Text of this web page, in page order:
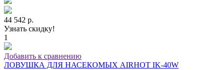
44 542 р.
Узнать скидку!
1
Добавить к сравнению
ЛОВУШКА ДЛЯ НАСЕКОМЫХ AIRHOT IK-40W